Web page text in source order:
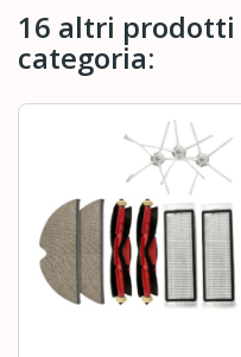
16 altri prodotti
categoria: